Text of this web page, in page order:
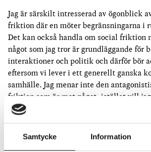
Samtycke Information
Jag är särskilt intresserad av ögonblick
friktion där en möter begränsningarna i
Det kan också handla om social friktion
något som jag tror är grundläggande för
interaktioner och politik och därför bör
eftersom vi lever i ett generellt ganska
samhälle. Jag menar inte den
friktion som är mot något, istället vill
att arbeta på som finner oenigheter
produktivt och använder det som ett
framåt.